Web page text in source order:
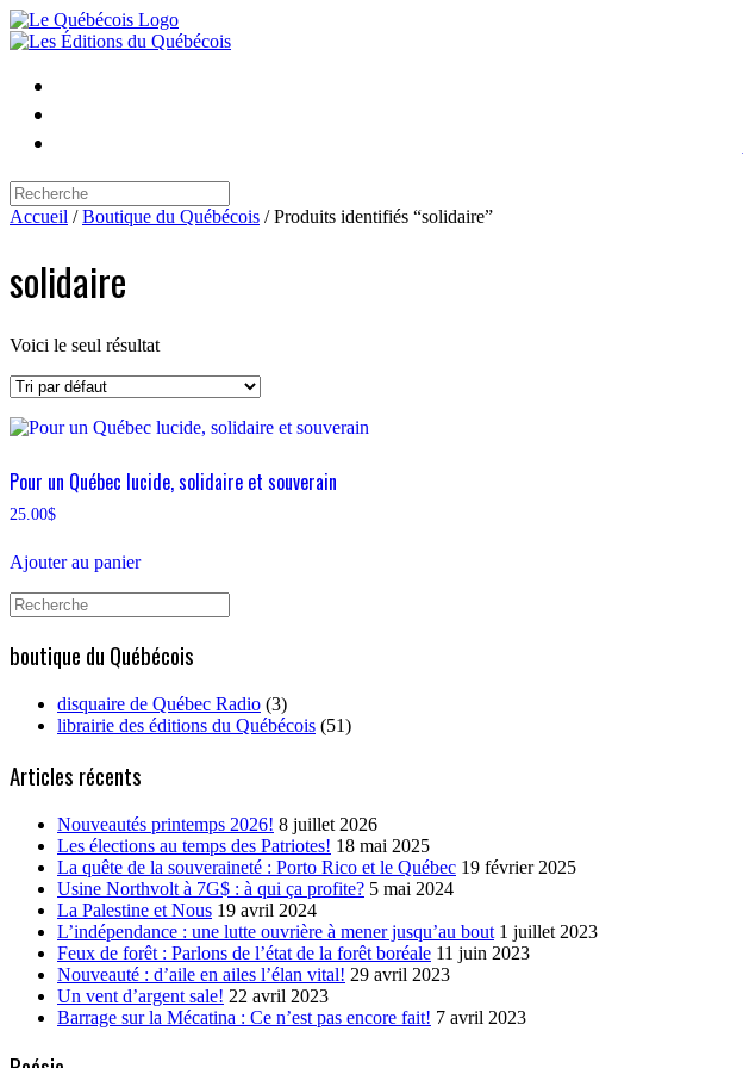
Skip
to
Search
for:
Accueil /Boutique du Québécois / Produits identifiés “solidaire”
solidaire
Voici le seul résultat
Pour un Québec lucide, solidaire et souverain
25.00$
Ajouter au panier
Search
for:
boutique du Québécois
disquaire de Québec Radio (3)
librairie des éditions du Québécois (51)
Articles récents
Nouveautés printemps 2026! 8 juillet 2026
Les élections au temps des Patriotes! 18 mai 2025
La quête de la souveraineté : Porto Rico et le Québec 19 février 2025
Usine Northvolt à 7G$ : à qui ça profite? 5 mai 2024
La Palestine et Nous 19 avril 2024
L’indépendance : une lutte ouvrière à mener jusqu’au bout 1 juillet 2023
Feux de forêt : Parlons de l’état de la forêt boréale 11 juin 2023
Nouveauté : d’aile en ailes l’élan vital! 29 avril 2023
Un vent d’argent sale! 22 avril 2023
Barrage sur la Mécatina : Ce n’est pas encore fait! 7 avril 2023